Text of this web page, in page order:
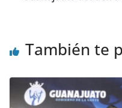
También te